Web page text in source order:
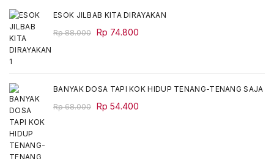
ESOK JILBAB KITA DIRAYAKAN
Rp88.000 Original
Rp 74.800
BANYAK DOSA TAPI KOK HIDUP TENANG-TENANG SAJA
Rp68.000 Original
Rp 54.400